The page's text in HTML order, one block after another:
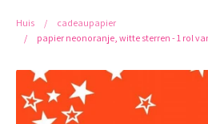
Huis /
cadeaupapier
/
papier neonoranje, witte sterren - 1 rol